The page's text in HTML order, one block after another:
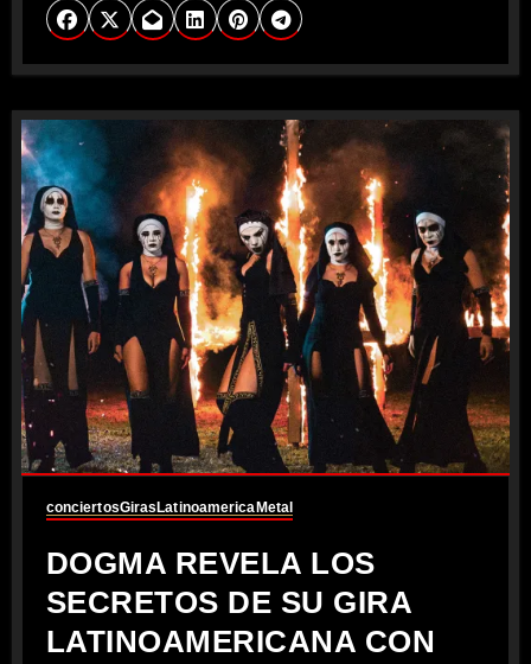
conciertosGiras Latinoamerica Metal
DOGMA REVELA LOS
SECRETOS DE SU GIRA
LATINOAMERICANA CON